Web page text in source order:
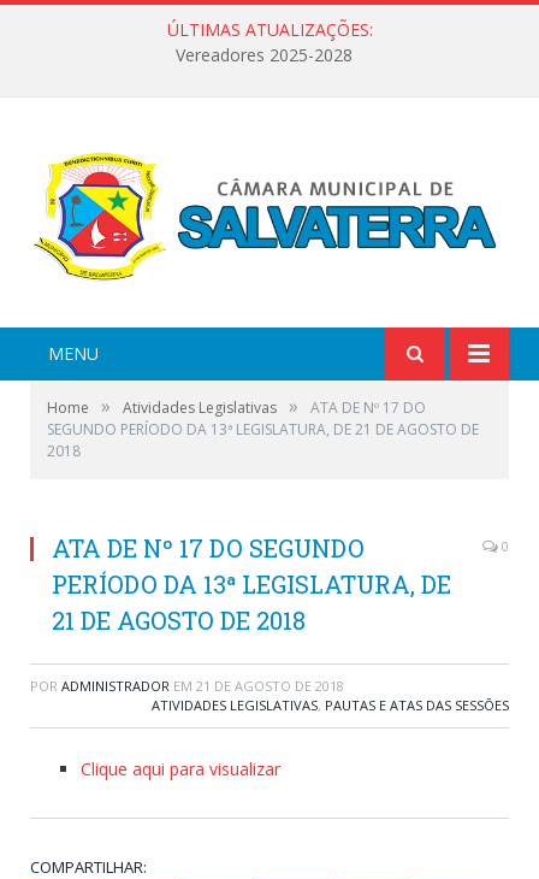
ÚLTIMAS ATUALIZAÇÕES:
Vereadores 2025-2028
MENU
Home » Atividades Legislativas »
ATA DE Nº 17 DO
SEGUNDO PERÍODO DA 13ª LEGISLATURA, DE 21 DE AGOSTO DE
2018
ATA DE Nº 17 DO SEGUNDO
PERÍODO DA 13ª LEGISLATURA, DE
21 DE AGOSTO DE 2018
0
POR ADMINISTRADOR EM 21 DE AGOSTO DE 2018
ATIVIDADES LEGISLATIVAS, PAUTAS E ATAS DAS SESSÕES
Clique aqui para visualizar
COMPARTILHAR: